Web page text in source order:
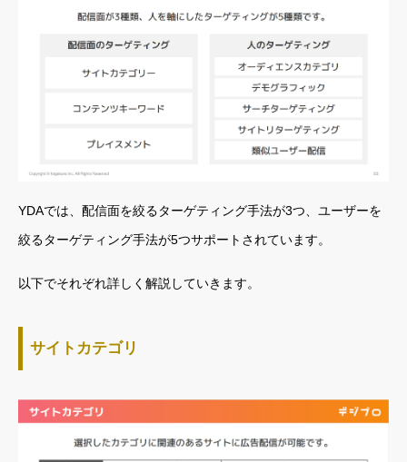
YDAでは、配信面を絞るターゲティング手法が3つ、ユーザーを
絞るターゲティング手法が5つサポートされています。
以下でそれぞれ詳しく解説していきます。
サイトカテゴリ